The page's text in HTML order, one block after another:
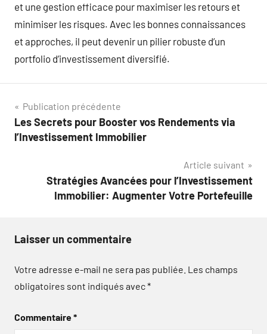
et une gestion efficace pour maximiser les retours et
minimiser les risques. Avec les bonnes connaissances
et approches, il peut devenir un pilier robuste d’un
portfolio d’investissement diversifié.
Navigation
de
Publication précédente
Les Secrets pour Booster vos Rendements via
l’Investissement Immobilier
Article suivant
Stratégies Avancées pour l’Investissement
Immobilier: Augmenter Votre Portefeuille
Laisser un commentaire
Votre adresse e-mail ne sera pas publiée. Les champs
obligatoires sont indiqués avec*
Commentaire*